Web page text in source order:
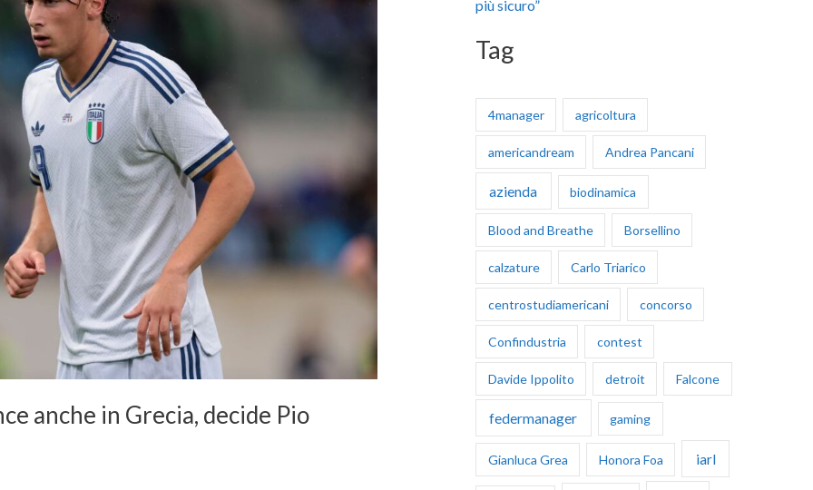
anche in Grecia, decide Pio
più sicuro”
Tag
4manager agricoltura
americandream Andrea Pancani
azienda biodinamica
Blood and Breathe Borsellino
calzature Carlo Triarico
centrostudiamericani concorso
Confindustria contest
Davide Ippolito detroit Falcone
federmanager gaming
Gianluca Grea Honora Foa iarl